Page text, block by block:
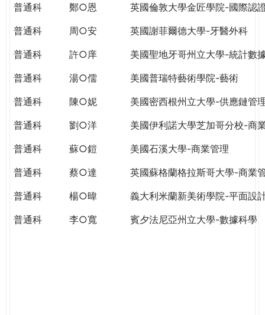
WAGOR
TODAY
THE
WORLD
PUTTING
YOU
THE
普通科
鄭○恩
英國倫敦大學金匠學院-國際認
普通科
周○安
英國謝菲爾德大學-牙醫外科
普通科
許○庠
美國聖地牙哥州立大學-統計數
普通科
湯○儒
美國普瑞特藝術學院-藝術
普通科
陳○妮
美國密西根州立大學-供應鏈管
普通科
劉○洋
美國伊利諾大學芝加哥分校-商
普通科
蘇○鎧
美國石溪大學-商業管理
普通科
蔡○達
英國蘇格蘭格拉斯哥大學-商業
普通科
楊○暐
義大利米蘭新美術學院-平面設
普通科
李○寬 賓夕法尼亞州立大學-數據科學